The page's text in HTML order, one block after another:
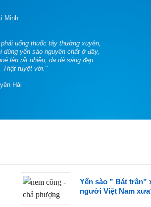
Minh
uống thuốc tây thường xuyên,
yến sào nguyên chất ở đây,
lên rất nhiều, da dẻ sáng đẹp
Thật tuyệt vời."
Hải
Yến sào ” Bát trân”
người Việt Nam